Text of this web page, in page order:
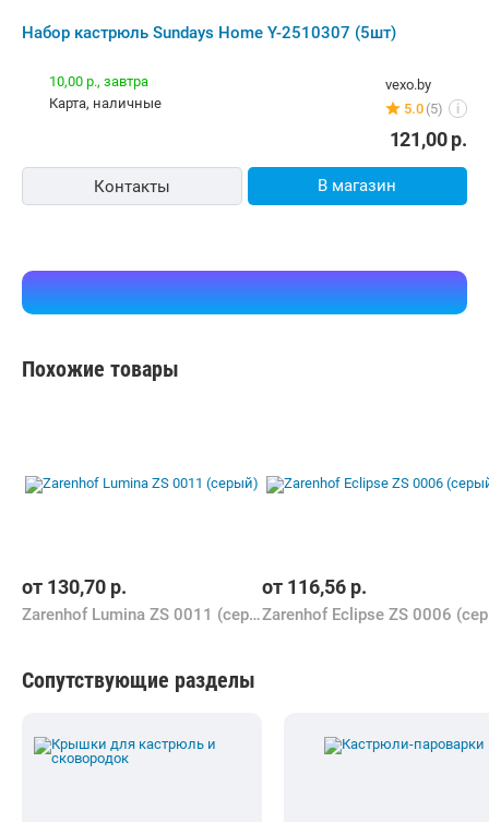
Набор кастрюль Sundays Home Y-2510307 (5шт)
vexo.by
5.0 (5) i
10,00 р., завтра
карта, наличные
121,00р.
Контакты В магазин
Похожие товары
от 130,70 р.
Zarenhof Lumina ZS 0011 (серый)
от 116,56 р.
Сопутствующие разделы